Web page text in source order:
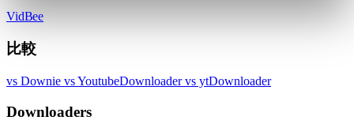
VidBee
比較
vs Downie vs YoutubeDownloadervs ytDownloader
Downloaders